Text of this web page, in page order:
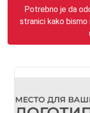
Potrebno je da
stranici kako